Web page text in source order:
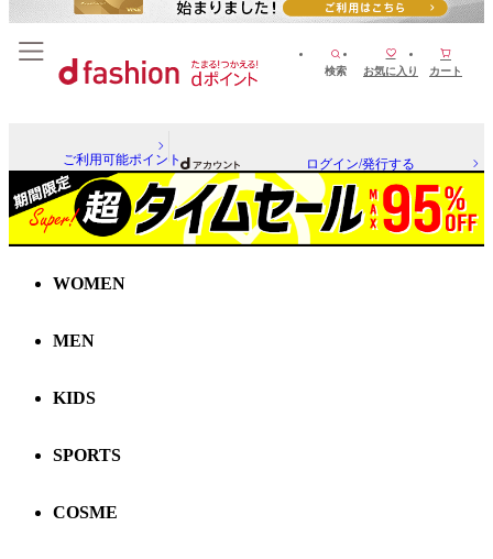
検索 お気に入り カート
ご利用可能ポイント ログイン/発行する
WOMEN
MEN
KIDS
SPORTS
COSME